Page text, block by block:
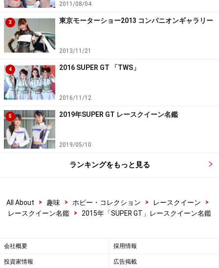
2011/08/04
3 東京モーターショー2013 コンパニオンギャラリー
2013/11/21
4 2016 SUPER GT 「TWS」
2016/11/12
5 2019年SUPER GT レースクイーン名鑑
2019/05/10
ランキングをもっと見る
All About > 趣味 > ホビー・コレクション > レースクイーン
>
レースクイーン名鑑
> 2015年「SUPER GT」レースクイーン名鑑
会社概要 採用情報
投資家情報 広告掲載